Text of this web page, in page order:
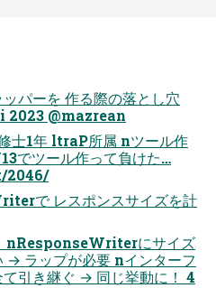
パーを 作る際の落とし⽳
2023 @mazrean
士1年 ltraP所属 nツール作
でツール作って負けた…
2046/
で レスポンスサイズを計
nResponseWriterにサイズ
→ ラップが必要 nインターフ
て引き継ぐ → 同じ挙動に！ 4